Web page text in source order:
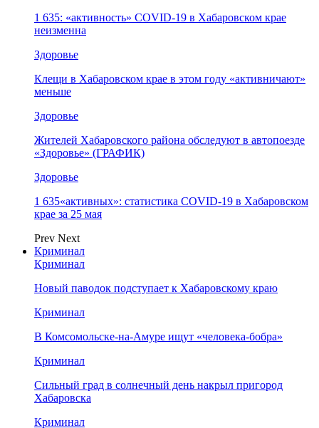
1 635: «активность» COVID-19 в Хабаровском крае
неизменна
Здоровье
Клещи в Хабаровском крае в этом году «активничают»
меньше
Здоровье
Жителей Хабаровского района обследуют в автопоезде
«Здоровье» (ГРАФИК)
Здоровье
1 635«активных»: статистика COVID-19 в Хабаровском
крае за 25 мая
Prev Next
Криминал
Криминал
Новый паводок подступает к Хабаровскому краю
Криминал
В Комсомольске-на-Амуре ищут «человека-бобра»
Криминал
Сильный град в солнечный день накрыл пригород
Хабаровска
Криминал